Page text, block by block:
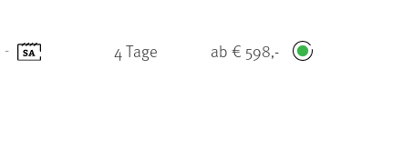
- 4 Tage ab € 598,-